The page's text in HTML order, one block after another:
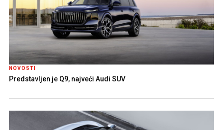
NOVOSTI
Predstavljen je Q9, najveći Audi SUV